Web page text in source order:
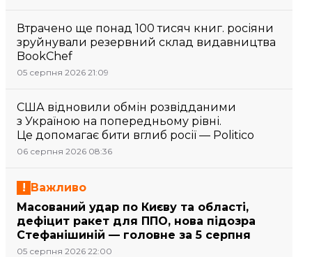
Втрачено ще понад 100 тисяч книг. росіяни
зруйнували резервний склад видавництва
BookChef
05 серпня 2026 21:09
США відновили обмін розвідданими
з Україною на попередньому рівні.
Це допомагає бити вглиб росії — Politico
06 серпня 2026 08:36
Важливо
Масований удар по Києву та області,
дефіцит ракет для ППО, нова підозра
Стефанішиній — головне за 5 серпня
05 серпня 2026 22:00